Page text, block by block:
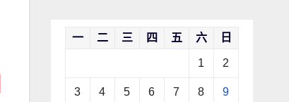
一 二 三 四 五 六 日
1 2
3 4 5 6 7 8 9